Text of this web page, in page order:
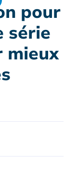
pour
série
mieux